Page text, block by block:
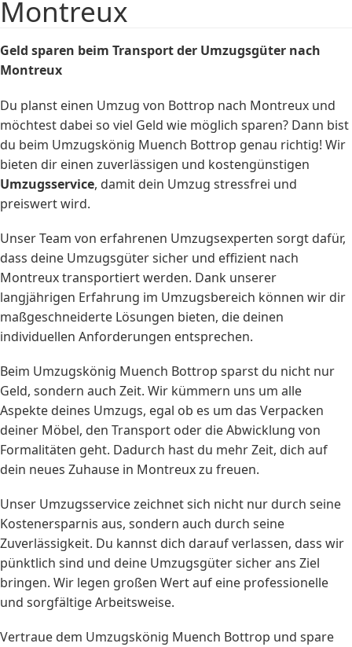
Montreux
Geld sparen beim Transport der Umzugsgüter nach
Montreux
Du planst einen Umzug von Bottrop nach Montreux und
möchtest dabei so viel Geld wie möglich sparen? Dann bist
du beim Umzugskönig Muench Bottrop genau richtig! Wir
bieten dir einen zuverlässigen und kostengünstigen
Umzugsservice, damit dein Umzug stressfrei und
preiswert wird.
Unser Team von erfahrenen Umzugsexperten sorgt dafür,
dass deine Umzugsgüter sicher und effizient nach
Montreux transportiert werden. Dank unserer
langjährigen Erfahrung im Umzugsbereich können wir dir
maßgeschneiderte Lösungen bieten, die deinen
individuellen Anforderungen entsprechen.
Beim Umzugskönig Muench Bottrop sparst du nicht nur
Geld, sondern auch Zeit. Wir kümmern uns um alle
Aspekte deines Umzugs, egal ob es um das Verpacken
deiner Möbel, den Transport oder die Abwicklung von
Formalitäten geht. Dadurch hast du mehr Zeit, dich auf
dein neues Zuhause in Montreux zu freuen.
Unser Umzugsservice zeichnet sich nicht nur durch seine
Kostenersparnis aus, sondern auch durch seine
Zuverlässigkeit. Du kannst dich darauf verlassen, dass wir
pünktlich sind und deine Umzugsgüter sicher ans Ziel
bringen. Wir legen großen Wert auf eine professionelle
und sorgfältige Arbeitsweise.
Vertraue dem Umzugskönig Muench Bottrop und spare